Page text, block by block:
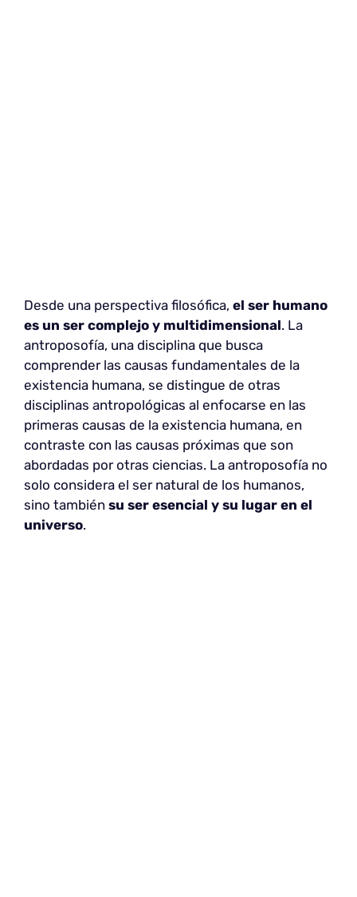
Desde una perspectiva filosófica, el ser humano
es un ser complejo y multidimensional. La
antroposofía, una disciplina que busca
comprender las causas fundamentales de la
existencia humana, se distingue de otras
disciplinas antropológicas al enfocarse en las
primeras causas de la existencia humana, en
contraste con las causas próximas que son
abordadas por otras ciencias. La antroposofía no
solo considera el ser natural de los humanos,
sino también su ser esencial y su lugar en el
universo.